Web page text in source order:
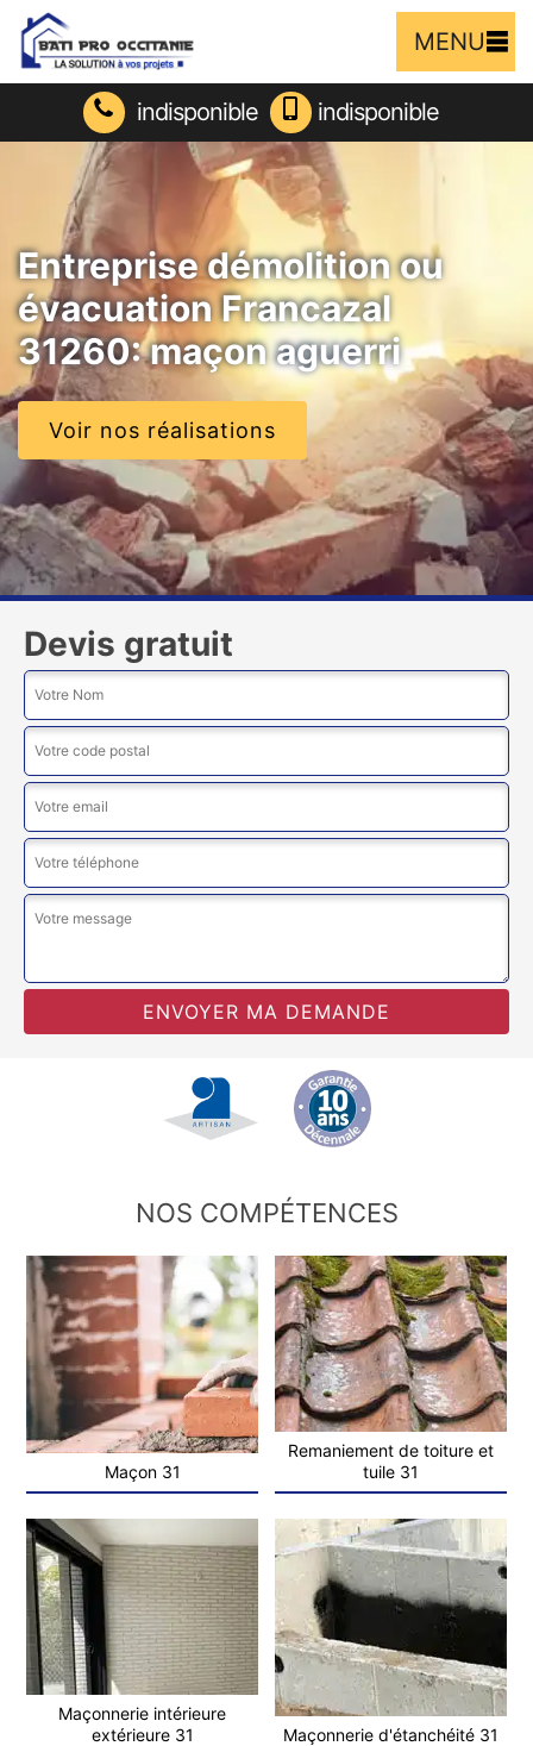
MENU
indisponible indisponible
Entreprise démolition ou
évacuation Francazal
31260: maçon aguerri
Voir nos réalisations
Devis gratuit
NOS COMPÉTENCES
Maçon 31
Remaniement de toiture et
tuile 31
Maçonnerie intérieure
extérieure 31
Maçonnerie d'étanchéité 31